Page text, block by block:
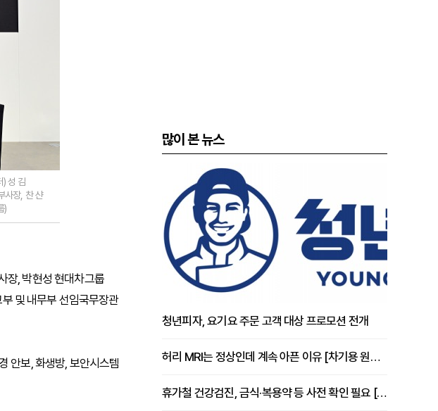
) 성 김
사장, 찬 샨
)
장, 박현성 현대차그룹
및 내무부 선임국무장관
안보, 화생방, 보안시스템
많이 본 뉴스
청년피자, 요기요 주문 고객 대상 프로모션 전개
허리 MRI는 정상인데 계속 아픈 이유 [차기용 원장 칼럼]
휴가철 건강검진, 금식·복용약 등 사전 확인 필요 [정도감 원장 칼럼]